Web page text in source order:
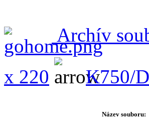
Archív
x 220
K750/
Název souboru: